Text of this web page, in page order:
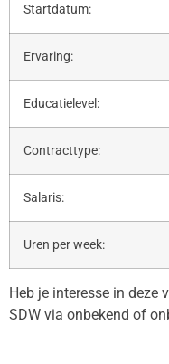
Startdatum:
Ervaring:
Educatielevel:
Contracttype:
Salaris:
Uren per week:
Heb je interesse in deze
SDW via onbekend of